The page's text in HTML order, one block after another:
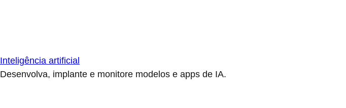
Inteligência artificial
Desenvolva, implante e monitore modelos e apps de IA.